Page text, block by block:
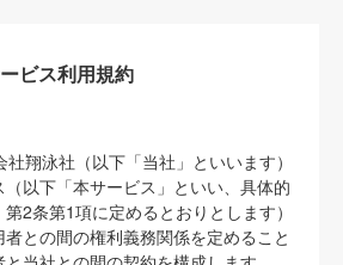
ビス利用規約
翔泳社（以下「当社」といいます）
以下「本サービス」といい、具体的
2条第1項に定めるとおりとします）
との間の権利義務関係を定めること